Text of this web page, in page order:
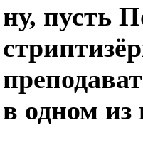
ну, пусть
в одном из